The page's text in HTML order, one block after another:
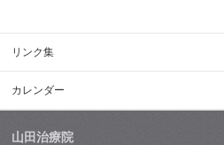
リンク集
カレンダー
山田治療院